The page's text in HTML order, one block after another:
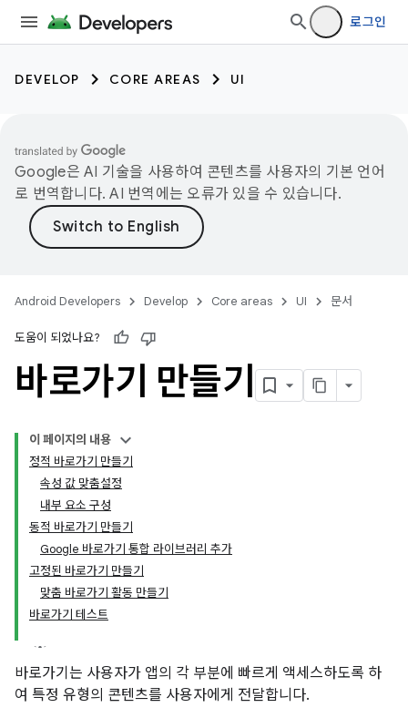
로그인
DEVELOP CORE AREAS UI
Google은 AI 기술을 사용하여 콘텐츠를 사용자의 기본 언어
로 번역합니다. AI 번역에는 오류가 있을 수 있습니다.
Android Developers Develop Core areas UI 문서
도움이 되었나요?
바로가기 만들기
이 페이지의 내용
정적 바로가기 만들기
속성 값 맞춤설정
내부 요소 구성
동적 바로가기 만들기
Google 바로가기 통합 라이브러리 추가
고정된 바로가기 만들기
맞춤 바로가기 활동 만들기
바로가기 테스트
바로가기는 사용자가 앱의 각 부분에 빠르게 액세스하도록 하
여 특정 유형의 콘텐츠를 사용자에게 전달합니다.